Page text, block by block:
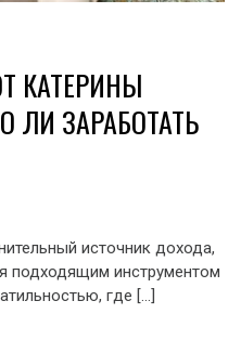
КАТЕРИНЫ
ЛИ ЗАРАБОТАТЬ
источник дохода,
подходящим инструментом
где […]